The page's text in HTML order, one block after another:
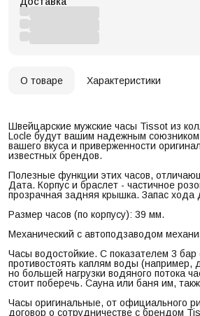
О товаре Характеристики
Швейцарские мужские часы Tissot из
Locle будут вашим надежным союзником,
вашего вкуса и приверженности
известных брендов.
Полезные функции этих часов,
Дата. Корпус и браслет - частичное
прозрачная задняя крышка. Запас хода
Размер часов (по корпусу): 39 мм.
Механический с автоподзаводом
Часы водостойкие. С показателем 3
противостоять каплям воды (например,
но большей нагрузки водяного потока
стоит поберечь. Сауна или баня им,
Часы оригинальные, от официального
договор о сотрудничестве с брендом